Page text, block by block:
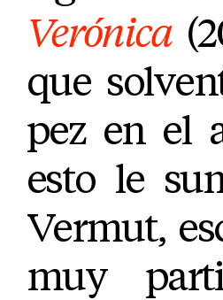
Verónica
que
pez en el
esto le
Vermut,
muy